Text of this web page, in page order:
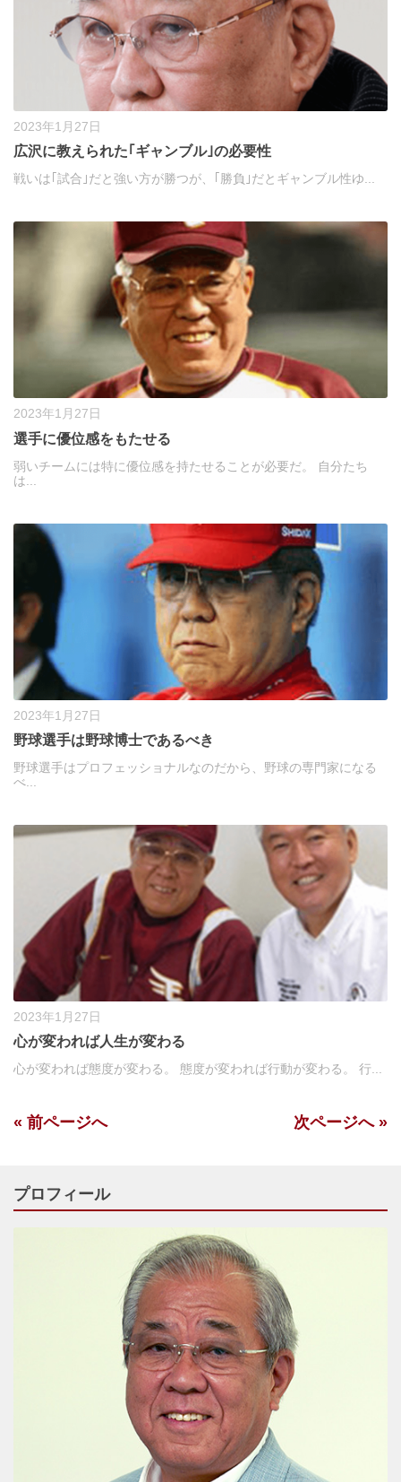
2023年1月27日
広沢に教えられた｢ギャンブル｣の必要性
戦いは｢試合｣だと強い方が勝つが、｢勝負｣だとギャンブル性ゆ...
2023年1月27日
選手に優位感をもたせる
弱いチームには特に優位感を持たせることが必要だ。 自分たち
は...
2023年1月27日
野球選手は野球博士であるべき
野球選手はプロフェッショナルなのだから、野球の専門家になる
べ...
2023年1月27日
心が変われば人生が変わる
心が変われば態度が変わる。 態度が変われば行動が変わる。 行...
« 前ページへ 次ページへ »
プロフィール